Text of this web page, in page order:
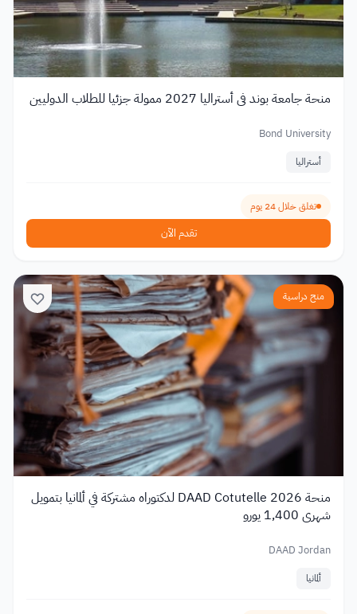
منحة جامعة بوند في أستراليا 2027 ممولة جزئيا للطلاب الدوليين
Bond University
أستراليا
تغلق خلال 24 يوم
تقدم الآن
منح دراسية
منحة DAAD Cotutelle 2026 لدكتوراه مشتركة في ألمانيا بتمويل
شهري 1,400 يورو
DAAD Jordan
ألمانيا